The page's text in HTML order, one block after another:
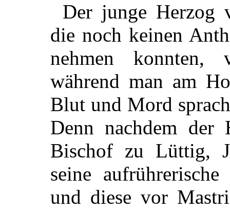
Der junge Herzog
die noch keinen
nehmen
während man am
Blut und Mord
Denn nachdem der
Bischof zu Lüttig,
seine aufrührerische
und diese vor